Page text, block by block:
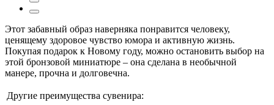
Этот забавный образ наверняка понравится человеку,
ценящему здоровое чувство юмора и активную жизнь.
Покупая подарок к Новому году, можно остановить выбор на
этой бронзовой миниатюре – она сделана в необычной
манере, прочна и долговечна.
Другие преимущества сувенира: